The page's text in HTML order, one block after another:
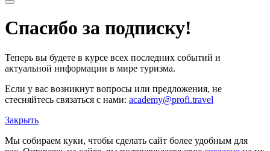
Спасибо за подписку!
Теперь вы будете в курсе всех последних событий и
актуальной информации в мире туризма.
Если у вас возникнут вопросы или предложения, не
стесняйтесь связаться с нами: academy@profi.travel
Закрыть
Мы собираем куки, чтобы сделать сайт более удобным для